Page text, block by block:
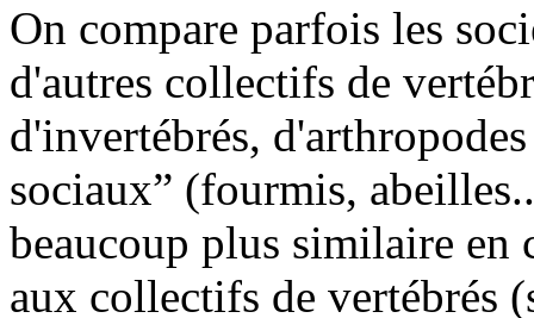
On compare parfois les
d'autres collectifs de
d'invertébrés,
sociaux” (fourmis,
beaucoup plus similaire en
aux collectifs de vertébrés